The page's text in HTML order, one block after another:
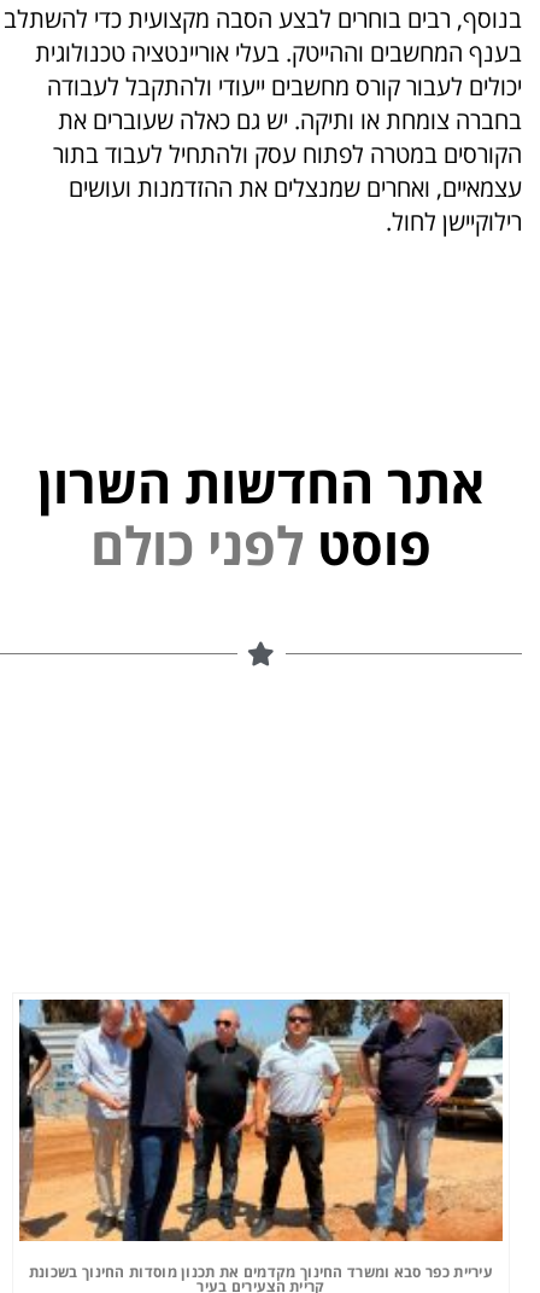
בנוסף, רבים בוחרים לבצע הסבה מקצועית כדי להשתלב
בענף המחשבים וההייטק. בעלי אוריינטציה טכנולוגית
יכולים לעבור קורס מחשבים ייעודי ולהתקבל לעבודה
בחברה צומחת או ותיקה. יש גם כאלה שעוברים את
הקורסים במטרה לפתוח עסק ולהתחיל לעבוד בתור
עצמאיים, ואחרים שמנצלים את ההזדמנות ועושים
רילוקיישן לחול.
אתר החדשות השרון
פוסט
ל ם
עיריית כפר סבא ומשרד החינוך מקדמים את תכנון מוסדות החינוך בשכונת
קריית הצעירים בעיר